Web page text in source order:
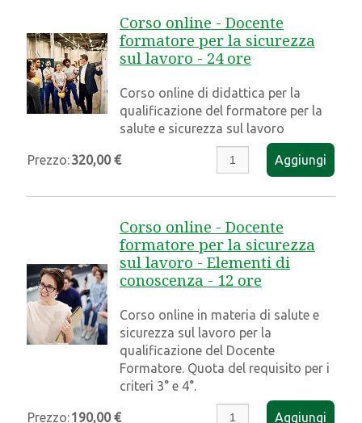
Corso online - Docente
formatore per la sicurezza
sul lavoro - 24 ore
Corso online di didattica per la
qualificazione del formatore per la
salute e sicurezza sul lavoro
Prezzo:320,00 € Aggiungi
Corso online - Docente
formatore per la sicurezza
sul lavoro - Elementi di
conoscenza - 12 ore
Corso online in materia di salute e
sicurezza sul lavoro per la
qualificazione del Docente
Formatore. Quota del requisito per i
criteri 3° e 4°.
Prezzo:190,00 € Aggiungi